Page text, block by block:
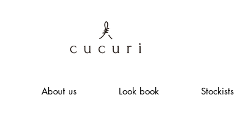
About us Look book Stockists